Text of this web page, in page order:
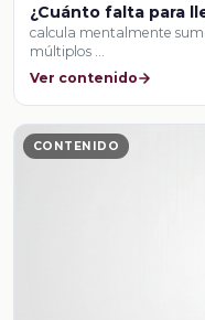
¿Cuánto falta para
calcula mentalmente
múltiplos …
Ver contenido
CONTENIDO